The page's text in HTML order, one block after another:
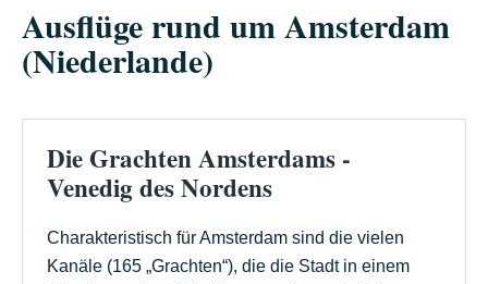
Ausflüge rund um Amsterdam
(Niederlande)
Die Grachten Amsterdams -
Venedig des Nordens
Charakteristisch für Amsterdam sind die vielen
Kanäle (165 „Grachten“), die die Stadt in einem